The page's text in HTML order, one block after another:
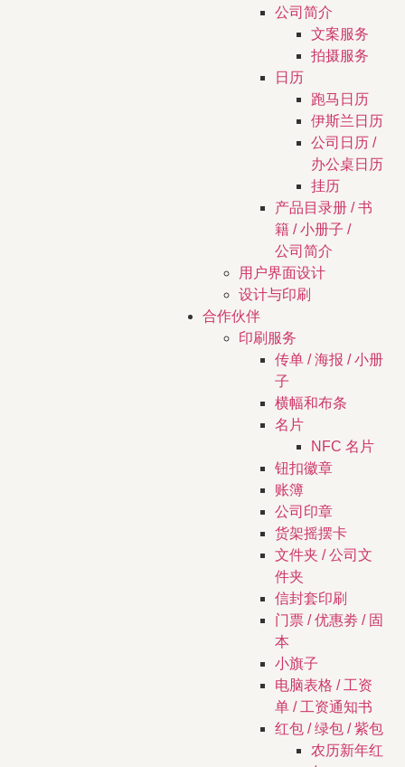
公司简介
文案服务
拍摄服务
日历
跑马日历
伊斯兰日历
公司日历 /
办公桌日历
挂历
产品目录册 / 书
籍 / 小册子 /
公司简介
用户界面设计
设计与印刷
合作伙伴
印刷服务
传单 / 海报 / 小册
子
横幅和布条
名片
NFC 名片
钮扣徽章
账簿
公司印章
货架摇摆卡
文件夹 / 公司文
件夹
信封套印刷
门票 / 优惠劵 / 固
本
小旗子
电脑表格 / 工资
单 / 工资通知书
红包 / 绿包 / 紫包
农历新年红